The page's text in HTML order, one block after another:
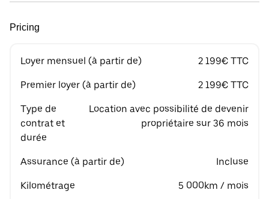
Pricing
Loyer mensuel (à partir de) 2 199€ TTC
Premier loyer (à partir de) 2 199€ TTC
Type de
contrat et
durée
Location avec possibilité de devenir
propriétaire sur 36 mois
Assurance (à partir de) Incluse
Kilométrage 5 000km / mois